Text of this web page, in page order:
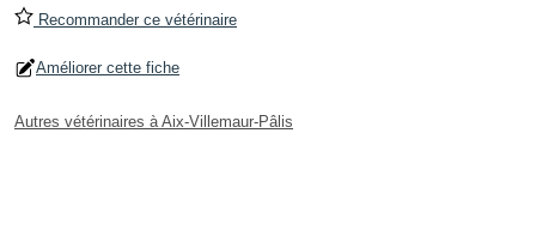
Recommander ce vétérinaire
Améliorer cette fiche
Autres vétérinaires à Aix-Villemaur-Pâlis